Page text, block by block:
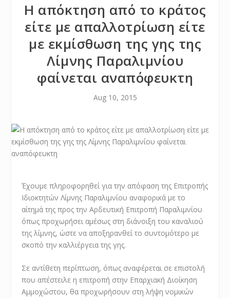
Η απόκτηση από το κράτος
είτε με απαλλοτρίωση είτε
με εκμίσθωση της γης της
Λίμνης Παραλιμνίου
φαίνεται αναπόφευκτη
Aug 10, 2015
Έχουμε πληροφορηθεί για την απόφαση της Επιτροπής
Ιδιοκτητών Λίμνης Παραλιμνίου αναφορικά με το
αίτημά της προς την Αρδευτική Επιτροπή Παραλιμνίου
όπως προχωρήσει αμέσως στη διάνοιξη του καναλιού
της λίμνης, ώστε να αποξηρανθεί το συντομότερο με
σκοπό την καλλιέργεια της γης.
Σε αντίθετη περίπτωση, όπως αναφέρεται σε επιστολή
που απέστειλε η επιτροπή στην Επαρχιακή Διοίκηση
Αμμοχώστου, θα προχωρήσουν στη λήψη νομικών